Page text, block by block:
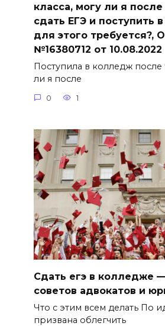
класса, могу ли я после
сдать ЕГЭ и поступить
для этого требуется?,
№16380712 от 10.08.2022
Поступила в колледж после
ли я после
0 1
Сдать егэ в колледже
советов адвокатов и
Что с этим всем делать По
призвана облегчить